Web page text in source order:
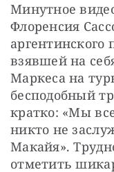
Минутное
Флоренсия
аргентинского
взявшей на
Маркеса на
бесподобный
кратко: «Мы
никто не
Макайя».
отметить